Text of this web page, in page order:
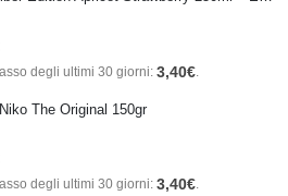
degli ultimi 30 giorni: 3,40€
The Original 150gr
degli ultimi 30 giorni: 3,40€.